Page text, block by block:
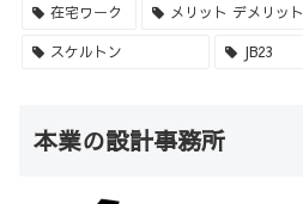
在宅ワーク メリット デメリット
スケルトン JB23
本業の設計事務所